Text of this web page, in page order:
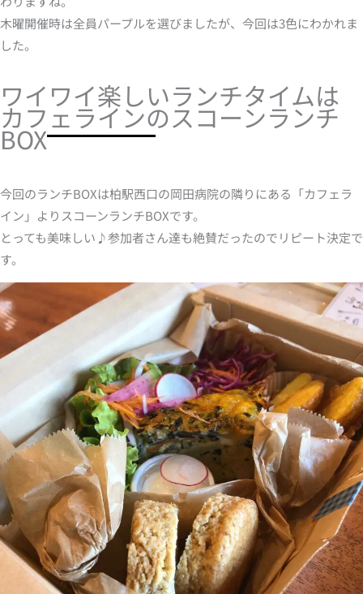
木曜開催時は全員パープルを選びましたが、今回は3色にわかれま
した。
ワイワイ楽しいランチタイムは
カフェラインのスコーンランチ
BOX
今回のランチBOXは柏駅西口の岡田病院の隣りにある「カフェラ
イン」よりスコーンランチBOXです。
とっても美味しい♪参加者さん達も絶賛だったのでリピート決定で
す。